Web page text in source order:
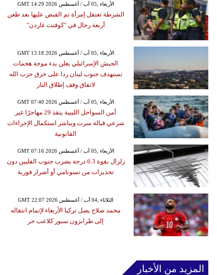
GMT 14:29 2026 الأربعاء ,05 آب / أغسطس
الشرطة تعتقل إمرأة تم القبض عليها بعد طعن
أربعة رجال في "كوفنت غاردن"
GMT 13:18 2026 الأربعاء ,05 آب / أغسطس
الجيش الإسرائيلي يعلن بدء موجة هجمات
تستهدف جنوب لبنان ردا على خرق حزب الله
لاتفاق وقف إطلاق النار
GMT 07:40 2026 الأربعاء ,05 آب / أغسطس
أمن السواحل الليبية ينقذ 29 مهاجرًا غير
شرعي قبالة سرت ويباشر استكمال الإجراءات
القانونية
GMT 07:16 2026 الأربعاء ,05 آب / أغسطس
زلزال بقوة 6.3 درجة يضرب جنوب الفلبين دون
تحذيرات من تسونامي أو أضرار فورية
GMT 22:07 2026 الثلاثاء ,04 آب / أغسطس
محمد صلاح يصل تركيا الأربعاء لإتمام انتقاله
إلى طرابزون سبور كلاعب حر
المزيد من الأخبار